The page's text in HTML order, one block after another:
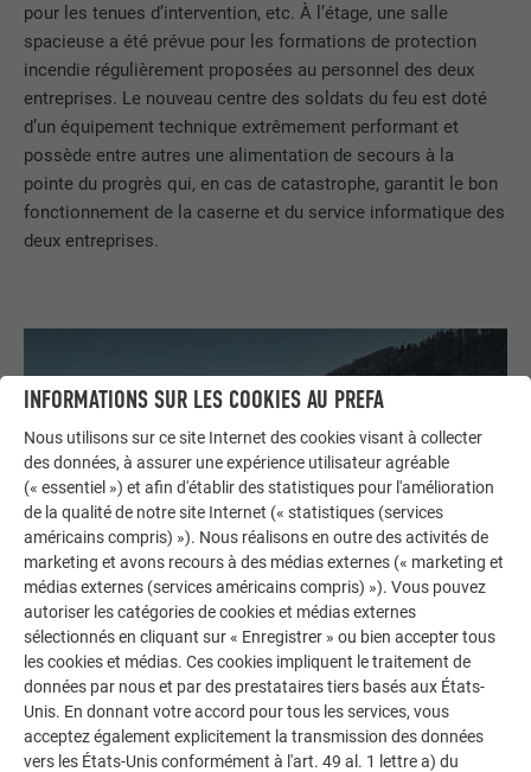
pour les tenues d’intervention, etc. À l’étage, une salle
spacieuse a été prévue pour les formations de protection
incendie régulièrement proposées au personnel des deux
entreprises. Le nouveau centre des soldats du feu est doté
d’un équipement technique extrêmement performant et
possède entre autres une alimentation de secours à la
pointe du progrès qui, en cas de catastrophe, garantit le bon
fonctionnement de la caserne et du service informatique des
deux entreprises.
INFORMATIONS SUR LES COOKIES AU PREFA
Nous utilisons sur ce site Internet des cookies visant à collecter
des données, à assurer une expérience utilisateur agréable
(« essentiel ») et afin d'établir des statistiques pour l'amélioration
de la qualité de notre site Internet (« statistiques (services
américains compris) »). Nous réalisons en outre des activités de
marketing et avons recours à des médias externes (« marketing et
médias externes (services américains compris) »). Vous pouvez
autoriser les catégories de cookies et médias externes
sélectionnés en cliquant sur « Enregistrer » ou bien accepter tous
les cookies et médias. Ces cookies impliquent le traitement de
données par nous et par des prestataires tiers basés aux États-
Unis. En donnant votre accord pour tous les services, vous
acceptez également explicitement la transmission des données
vers les États-Unis conformément à l'art. 49 al. 1 lettre a) du